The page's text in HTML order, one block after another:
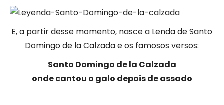
E, a partir desse momento, nasce a Lenda de Santo
Domingo de la Calzada e os famosos versos:
Santo Domingo de la Calzada
onde cantou o galo depois de assado